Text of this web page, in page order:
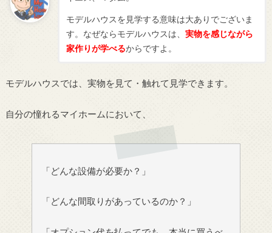
モデルハウスを見学する意味は大ありでございま
す。なぜならモデルハウスは、 実物を感じながら
家作りが学べるからですよ。
モデルハウスでは、実物を見て・触れて見学できます。
自分の憧れるマイホームにおいて、
「どんな設備が必要か？」
「どんな間取りがあっているのか？」